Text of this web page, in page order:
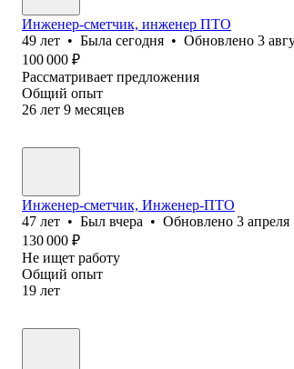
Инженер-сметчик, инженер ПТО
49 лет • Была сегодня • Обновлено 3
100 000 ₽
Рассматривает предложения
Общий опыт
26 лет 9 месяцев
Инженер-сметчик, Инженер-ПТО
47 лет • Был вчера • Обновлено 3 апреля
130 000 ₽
Не ищет работу
Общий опыт
19 лет